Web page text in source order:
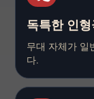
독특한 인
무대 자체가 일
다.